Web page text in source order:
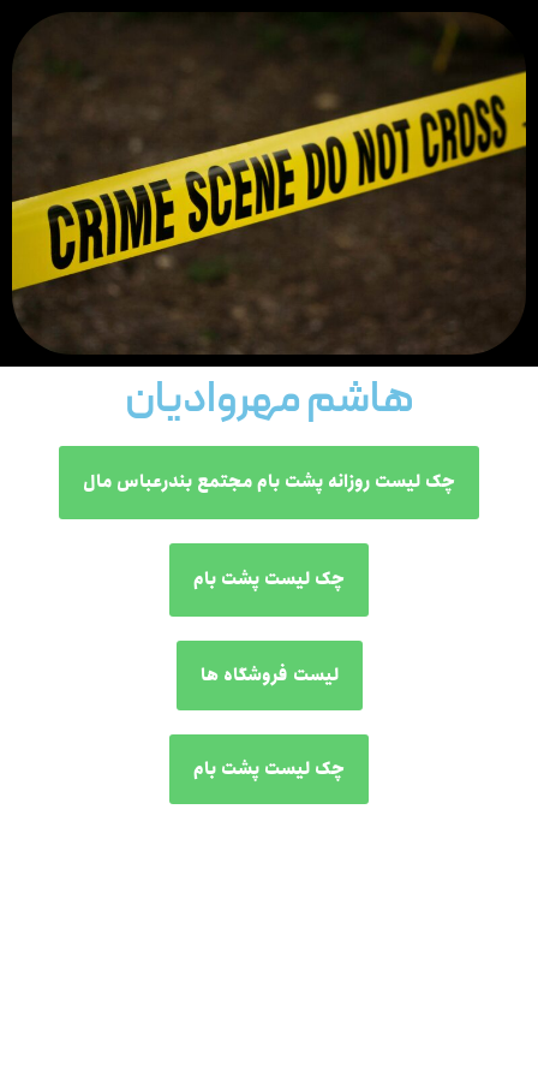
هاشم مهروادیان
چک لیست روزانه پشت بام مجتمع بندرعباس مال
چک لیست پشت بام
لیست فروشگاه ها
چک لیست پشت بام